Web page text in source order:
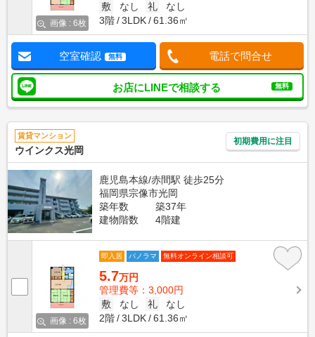
画像 : 6枚
敷
なし 礼
なし
3階
3LDK 61.36㎡
空室確認 無料 電話で問合せ
お店にLINEで相談する 無料
賃貸マンション
ウインクス光岡
初期費用に注目
鹿児島本線/赤間駅 徒歩25分
福岡県宗像市光岡
築年数
築37年
建物階数
4階建
画像 : 6枚
即入居 パノラマ 無料オンライン相談可
5.7万円
管理費等：3,000円
敷
なし 礼
なし
2階
3LDK 61.36㎡